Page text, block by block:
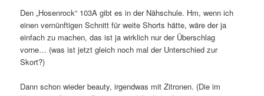
Den „Hosenrock“ 103A gibt es in der Nähschule. Hm, wenn ich
einen vernünftigen Schnitt für weite Shorts hätte, wäre der ja
einfach zu machen, das ist ja wirklich nur der Überschlag
vorne… (was ist jetzt gleich noch mal der Unterschied zur
Skort?)
Dann schon wieder beauty, irgendwas mit Zitronen. (Die im